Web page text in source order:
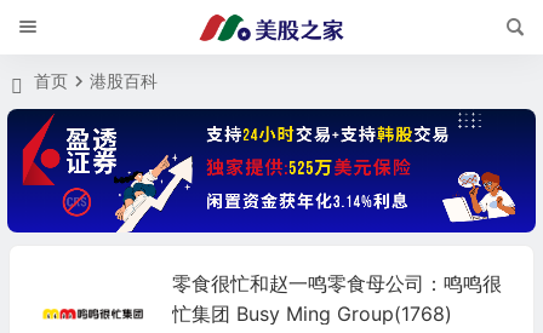
首页 港股百科
零食很忙和赵一鸣零食母公司：鸣鸣很
忙集团 Busy Ming Group(1768)